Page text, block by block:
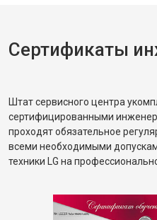
Сертификаты
Штат сервисного центра
сертифицированными
проходят обязательное
всеми необходимыми
техники LG на